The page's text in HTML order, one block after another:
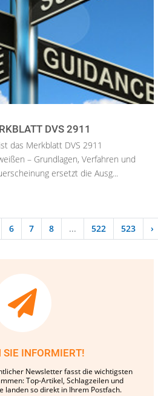
DVS 2911
das Merkblatt DVS 2911
– Grundlagen, Verfahren und
ersetzt die Ausg...
6 7 8 ... 522 523 ›
SIE INFORMIERT!
Newsletter fasst die wichtigsten
Top-Artikel, Schlagzeilen und
landen so direkt in Ihrem Postfach.